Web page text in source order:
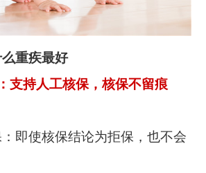
重疾最好
支持人工核保，核保不留痕
即使核保结论为拒保，也不会
保其他产品。